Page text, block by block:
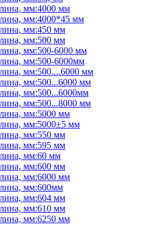
мм:4000 мм
мм:4000*45 мм
мм:450 мм
мм:500 мм
мм:500-6000 мм
мм:500-6000мм
мм:500....6000 мм
мм:500...6000 мм
мм:500...6000мм
мм:500...8000 мм
мм:5000 мм
мм:5000±5 мм
мм:550 мм
мм:595 мм
мм:60 мм
мм:600 мм
мм:6000 мм
мм:600мм
мм:604 мм
мм:610 мм
мм:6250 мм